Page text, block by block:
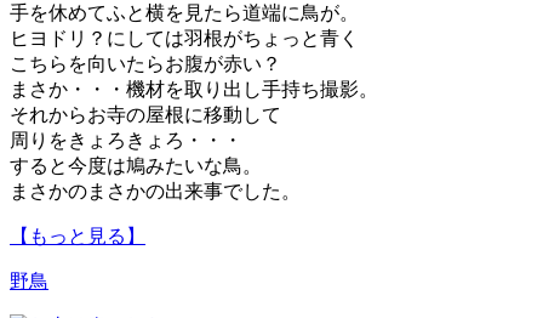
手を休めてふと横を見たら道端に鳥が。
ヒヨドリ？にしては羽根がちょっと青く
こちらを向いたらお腹が赤い？
まさか・・・機材を取り出し手持ち撮影。
それからお寺の屋根に移動して
周りをきょろきょろ・・・
すると今度は鳩みたいな鳥。
まさかのまさかの出来事でした。
【もっと見る】
野鳥